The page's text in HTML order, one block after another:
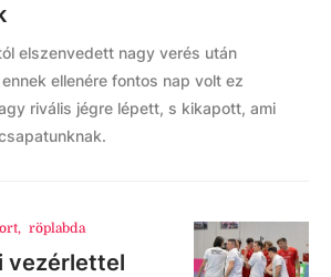
elszenvedett nagy verés után
ellenére fontos nap volt ez
rivális jégre lépett, s kikapott, ami
, röplabda
vezérlettel